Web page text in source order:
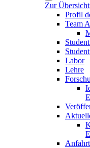
Zur
Profil
Team
Labor
Lehre